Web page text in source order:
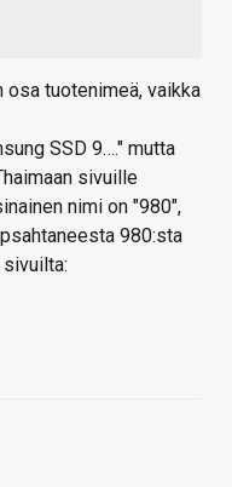
osa tuotenimeä, vaikka
SSD 9…." mutta
sivuille
nimi on "980",
980:sta